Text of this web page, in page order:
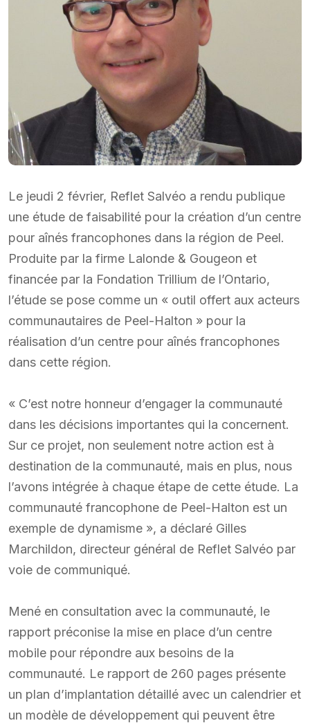
Le jeudi 2 février, Reflet Salvéo a rendu publique
une étude de faisabilité pour la création d’un centre
pour aînés francophones dans la région de Peel.
Produite par la firme Lalonde & Gougeon et
financée par la Fondation Trillium de l’Ontario,
l’étude se pose comme un « outil offert aux acteurs
communautaires de Peel-Halton » pour la
réalisation d’un centre pour aînés francophones
dans cette région.
« C’est notre honneur d’engager la communauté
dans les décisions importantes qui la concernent.
Sur ce projet, non seulement notre action est à
destination de la communauté, mais en plus, nous
l’avons intégrée à chaque étape de cette étude. La
communauté francophone de Peel-Halton est un
exemple de dynamisme », a déclaré Gilles
Marchildon, directeur général de Reflet Salvéo par
voie de communiqué.
Mené en consultation avec la communauté, le
rapport préconise la mise en place d’un centre
mobile pour répondre aux besoins de la
communauté. Le rapport de 260 pages présente
un plan d’implantation détaillé avec un calendrier et
un modèle de développement qui peuvent être